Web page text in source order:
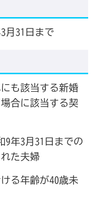
月31日まで
も該当する新婚
合に該当する契
年3月31日までの
た夫婦
る年齢が40歳未